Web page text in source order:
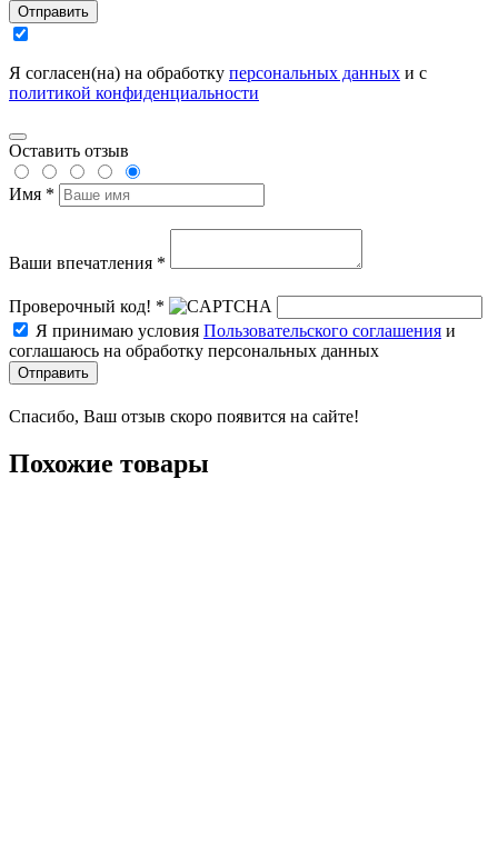
Отправить
Я согласен(на) на обработку персональных данных и с
политикой конфиденциальности
Оставить отзыв
Имя *
Ваши впечатления *
Проверочный код! *
Я принимаю условия Пользовательского соглашения и
соглашаюсь на обработку персональных данных
Отправить
Спасибо, Ваш отзыв скоро появится на сайте!
Похожие товары